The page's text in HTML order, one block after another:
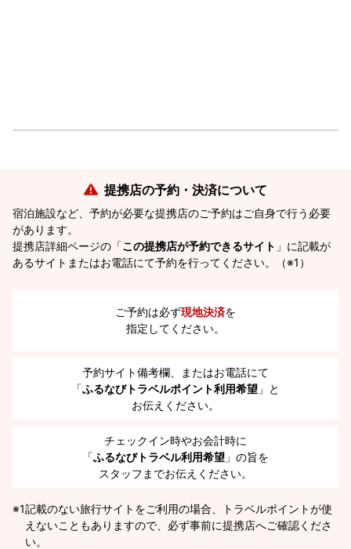
提携店の予約・決済について
宿泊施設など、予約が必要な提携店のご予約はご自身で行う必要
があります。
提携店詳細ページの「この提携店が予約できるサイト 」に記載が
あるサイトまたはお電話にて予約を行ってください。（※1）
ご予約は必ず現地決済を
指定してください。
予約サイト備考欄、またはお電話にて
「ふるなびトラベルポイント利用希望 」と
お伝えください。
チェックイン時やお会計時に
「ふるなびトラベル利用希望 」の旨を
スタッフまでお伝えください。
※1記載のない旅行サイトをご利用の場合、トラベルポイントが使
えないこともありますので、必ず事前に提携店へご確認くださ
い。